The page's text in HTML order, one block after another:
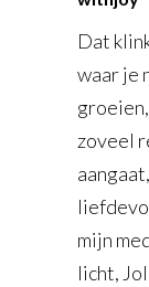
Dat
waar je
zoveel
mijn
licht,